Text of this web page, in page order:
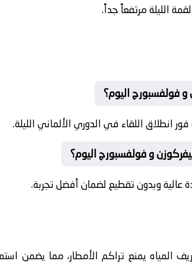
الليلة مرتفعاً جداً.
و فولفسبورج اليوم؟
انطلاق اللقاء في الدوري الألماني الليلة.
و فولفسبورج اليوم؟
عالية وبدون تقطيع لضمان أفضل تجربة.
المياه يمنع تراكم الأمطار، مما يضمن